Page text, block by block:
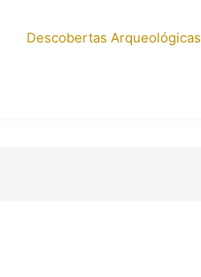
Descobertas Arqueológicas